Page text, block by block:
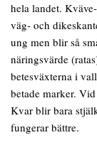
hela landet.
väg- och
ung men blir så
näringsvärde
betesväxterna i
betade marker.
Kvar blir bara
fungerar bättre.